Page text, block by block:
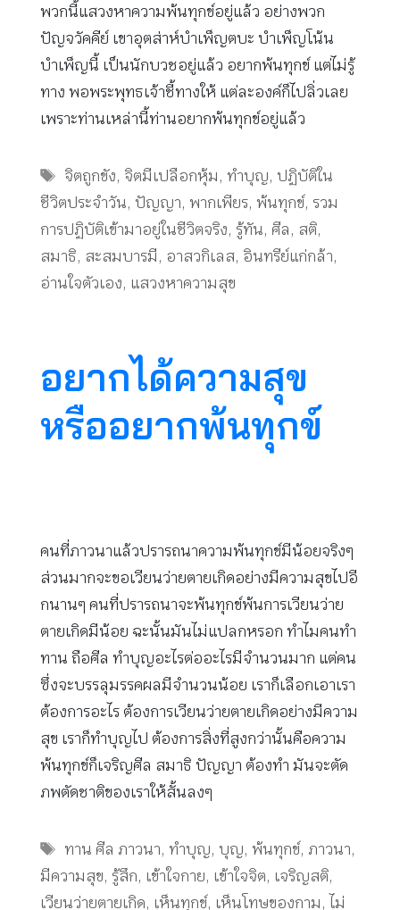
พวกนี้แสวงหาความพ้นทุกข์อยู่แล้ว อย่างพวก
ปัญจวัคคีย์ เขาอุตส่าห์บำเพ็ญตบะ บำเพ็ญโน้น
บำเพ็ญนี้ เป็นนักบวชอยู่แล้ว อยากพ้นทุกข์ แต่ไม่รู้
ทาง พอพระพุทธเจ้าชี้ทางให้ แต่ละองค์ก็ไปลิ่วเลย
เพราะท่านเหล่านี้ท่านอยากพ้นทุกข์อยู่แล้ว
Tags
จิตถูกขัง, จิตมีเปลือกหุ้ม, ทำบุญ, ปฏิบัติใน
ชีวิตประจำวัน, ปัญญา, พากเพียร, พ้นทุกข์, รวม
การปฏิบัติเข้ามาอยู่ในชีวิตจริง, รู้ทัน, ศีล, สติ,
สมาธิ, สะสมบารมี, อาสวกิเลส, อินทรีย์แก่กล้า,
อ่านใจตัวเอง, แสวงหาความสุข
อยากได้ความสุข
หรืออยากพ้นทุกข์
คนที่ภาวนาแล้วปรารถนาความพ้นทุกข์มีน้อยจริงๆ
ส่วนมากจะขอเวียนว่ายตายเกิดอย่างมีความสุขไปอี
กนานๆ คนที่ปรารถนาจะพ้นทุกข์พ้นการเวียนว่าย
ตายเกิดมีน้อย ฉะนั้นมันไม่แปลกหรอก ทำไมคนทำ
ทาน ถือศีล ทำบุญอะไรต่ออะไรมีจำนวนมาก แต่คน
ซึ่งจะบรรลุมรรคผลมีจำนวนน้อย เราก็เลือกเอาเรา
ต้องการอะไร ต้องการเวียนว่ายตายเกิดอย่างมีความ
สุข เราก็ทำบุญไป ต้องการสิ่งที่สูงกว่านั้นคือความ
พ้นทุกข์ก็เจริญศีล สมาธิ ปัญญา ต้องทำ มันจะตัด
ภพตัดชาติของเราให้สั้นลงๆ
Tags
ทาน ศีล ภาวนา, ทำบุญ, บุญ, พ้นทุกข์, ภาวนา,
มีความสุข, รู้สึก, เข้าใจกาย, เข้าใจจิต, เจริญสติ,
เวียนว่ายตายเกิด, เห็นทุกข์, เห็นโทษของกาม, ไม่